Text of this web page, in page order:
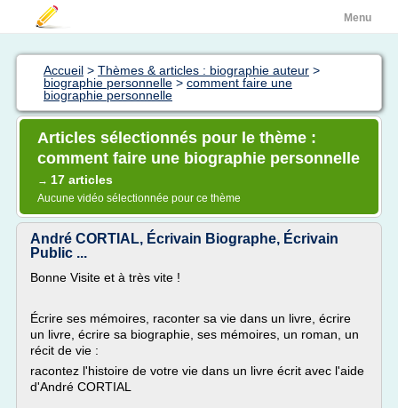
Menu
Accueil > Thèmes & articles : biographie auteur >
biographie personnelle > comment faire une
biographie personnelle
Articles sélectionnés pour le thème :
comment faire une biographie personnelle
→ 17 articles
Aucune vidéo sélectionnée pour ce thème
André CORTIAL, Écrivain Biographe, Écrivain
Public ...
Bonne Visite et à très vite !
Écrire ses mémoires, raconter sa vie dans un livre, écrire
un livre, écrire sa biographie, ses mémoires, un roman, un
récit de vie :
racontez l'histoire de votre vie dans un livre écrit avec l'aide
d'André CORTIAL